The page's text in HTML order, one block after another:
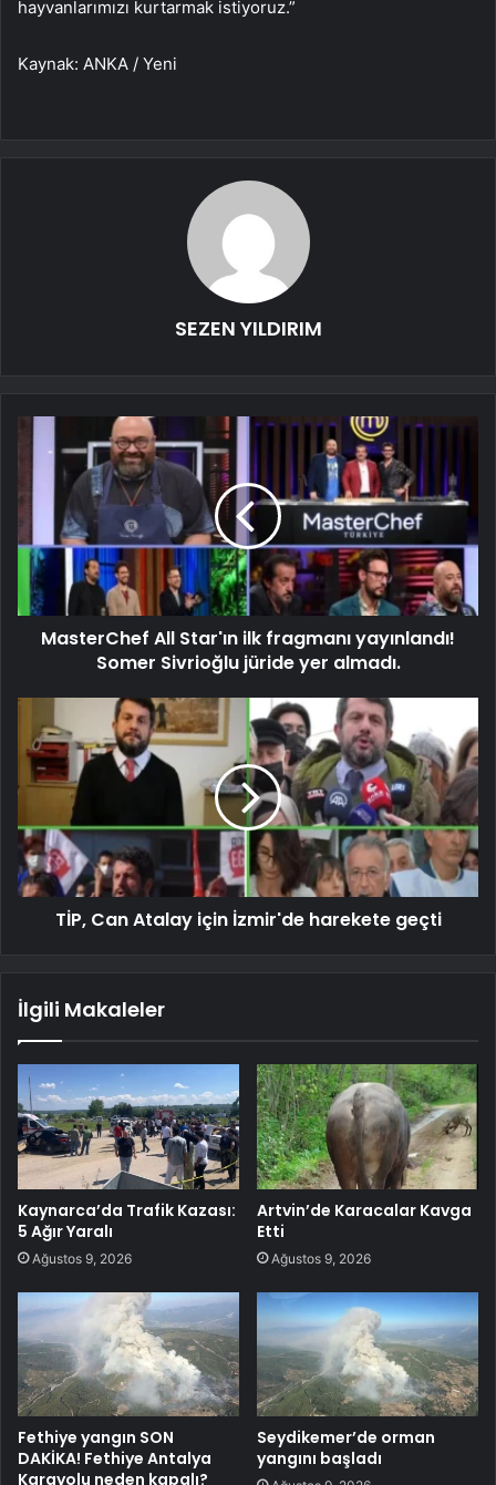
hayvanlarımızı kurtarmak istiyoruz.”
Kaynak: ANKA / Yeni
SEZEN YILDIRIM
MasterChef All Star'ın ilk fragmanı yayınlandı!
Somer Sivrioğlu jüride yer almadı.
TİP, Can Atalay için İzmir'de harekete geçti
İlgili Makaleler
Kaynarca’da Trafik Kazası:
5 Ağır Yaralı
Ağustos 9, 2026
Artvin’de Karacalar Kavga
Etti
Ağustos 9, 2026
Fethiye yangın SON
DAKİKA! Fethiye Antalya
Karayolu neden kapalı?
Seydikemer’de orman
yangını başladı